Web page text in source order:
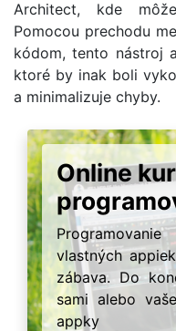
Architect, kde
Pomocou prechodu
kódom, tento nástroj
ktoré by inak boli
a minimalizuje chyby.
Online
vlastných
zábava. Do
sami alebo
appky